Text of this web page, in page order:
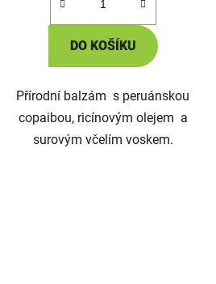
DO KOŠÍKU
Přírodní balzám s peruánskou
copaibou, ricínovým olejem a
surovým včelím voskem.